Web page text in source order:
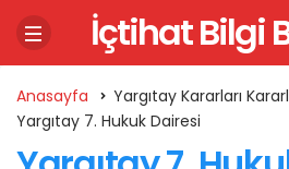
İçtihat Bilgi
Anasayfa
Yargıtay Kararları
Yargıtay 7. Hukuk Dairesi